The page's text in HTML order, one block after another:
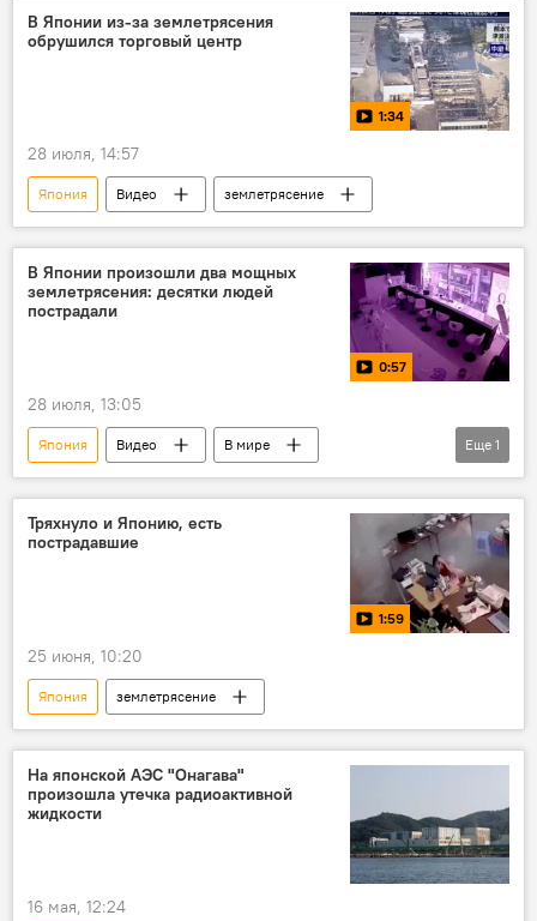
В Японии из-за землетрясения
обрушился торговый центр
1:34
28 июля, 14:57
Япония Видео землетрясение
В Японии произошли два мощных
землетрясения: десятки людей
пострадали
0:57
28 июля, 13:05
Япония Видео
В мире
землетрясение
Еще 1
Тряхнуло и Японию, есть
пострадавшие
1:59
25 июня, 10:20
Япония землетрясение
На японской АЭС "Онагава"
произошла утечка радиоактивной
жидкости
16 мая, 12:24